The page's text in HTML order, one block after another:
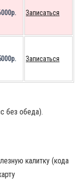
Записаться
Записаться
без обеда).
калитку (кода